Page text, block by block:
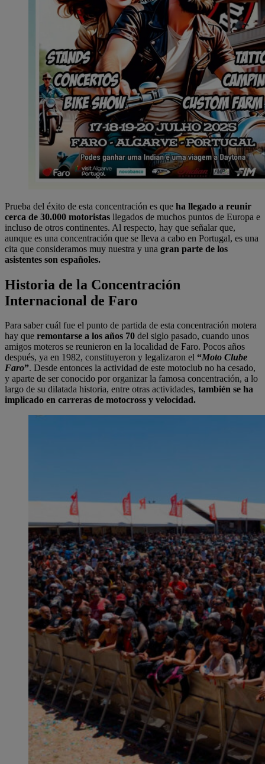
Prueba del éxito de esta concentración es que ha llegado a reunir
cerca de 30.000 motoristas llegados de muchos puntos de Europa e
incluso de otros continentes. Al respecto, hay que señalar que,
aunque es una concentración que se lleva a cabo en Portugal, es una
cita que consideramos muy nuestra y una gran parte de los
asistentes son españoles.
Historia de la Concentración
Internacional de Faro
Para saber cuál fue el punto de partida de esta concentración motera
hay que remontarse a los años 70 del siglo pasado, cuando unos
amigos moteros se reunieron en la localidad de Faro. Pocos años
después, ya en 1982, constituyeron y legalizaron el “Moto Clube
Faro”. Desde entonces la actividad de este motoclub no ha cesado,
y aparte de ser conocido por organizar la famosa concentración, a lo
largo de su dilatada historia, entre otras actividades, también se ha
implicado en carreras de motocross y velocidad.